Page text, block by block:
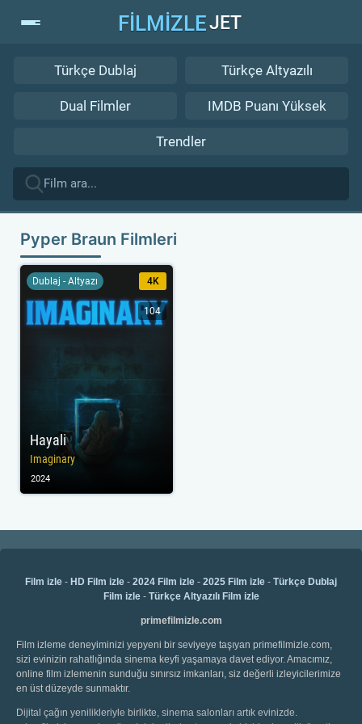
FİLMİZLEJET
Türkçe Dublaj Türkçe Altyazılı
Dual Filmler IMDB Puanı Yüksek
Trendler
Pyper Braun Filmleri
Hayali
Imaginary
Dublaj - Altyazı 4K
104
2024
Film izle - HD Film izle - 2024 Film izle - 2025 Film izle - Türkçe Dublaj
Film izle- Türkçe Altyazılı Film izle
primefilmizle.com
Film izleme deneyiminizi yepyeni bir seviyeye taşıyan primefilmizle.com,
sizi evinizin rahatlığında sinema keyfi yaşamaya davet ediyor. Amacımız,
online film izlemenin sunduğu sınırsız imkanları, siz değerli izleyicilerimize
en üst düzeyde sunmaktır.
Dijital çağın yenilikleriyle birlikte, sinema salonları artık evinizde.